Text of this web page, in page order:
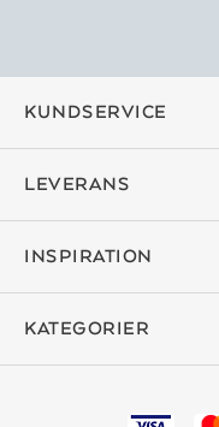
KUNDSERVICE
LEVERANS
INSPIRATION
KATEGORIER